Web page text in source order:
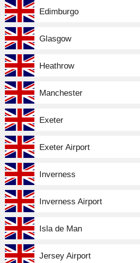
Edimburgo
Glasgow
Heathrow
Manchester
Exeter
Exeter Airport
Inverness
Inverness Airport
Isla de Man
Jersey Airport